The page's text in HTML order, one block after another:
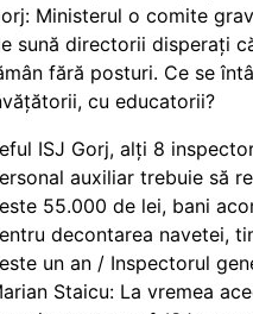
Ministerul o comite
sună directorii disperați
fără posturi. Ce se
cu educatorii?
ISJ Gorj, alți 8
auxiliar trebuie să
55.000 de lei, bani
decontarea navetei,
un an / Inspectorul
Staicu: La vremea